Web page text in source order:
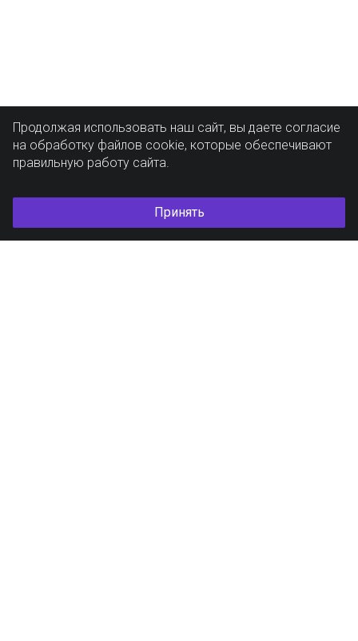
Продолжая использовать наш сайт, вы даете согласие
на обработку файлов cookie, которые обеспечивают
правильную работу сайта.
Принять